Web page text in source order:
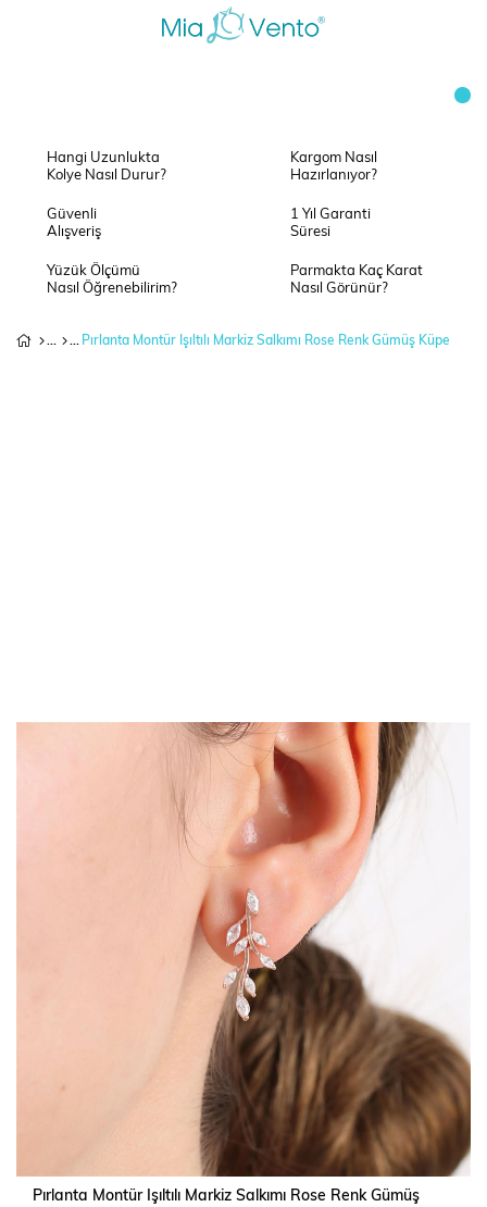
Hangi Uzunlukta
Kolye Nasıl Durur?
Kargom Nasıl
Hazırlanıyor?
Güvenli
Alışveriş
1 Yıl Garanti
Süresi
Yüzük Ölçümü
Nasıl Öğrenebilirim?
Parmakta Kaç Karat
Nasıl Görünür?
Pırlanta Montür Işıltılı Markiz Salkımı Rose Renk Gümüş Küpe
Pırlanta Montür Işıltılı Markiz Salkımı Rose Renk Gümüş